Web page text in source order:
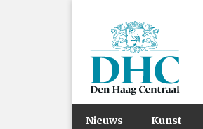
Nieuws Kunst